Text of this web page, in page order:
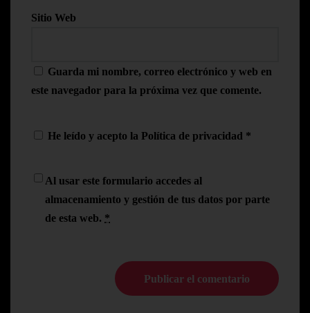
Sitio Web
Guarda mi nombre, correo electrónico y web en
este navegador para la próxima vez que comente.
He leído y acepto la Política de privacidad *
Al usar este formulario accedes al
almacenamiento y gestión de tus datos por parte
de esta web. *